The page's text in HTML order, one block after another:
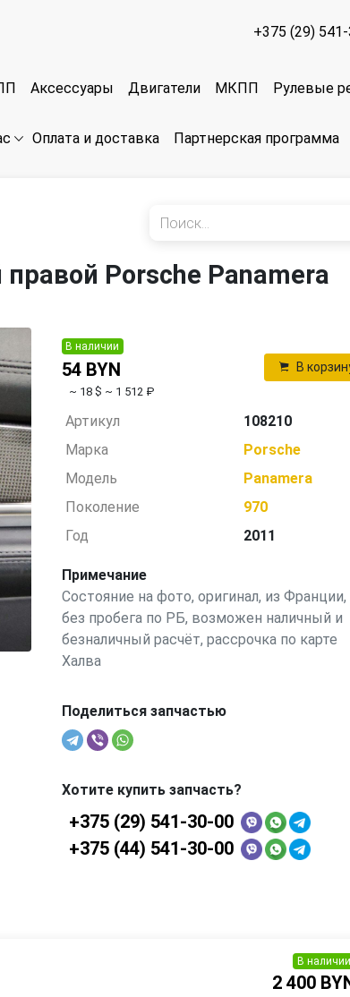
+375 (29)
Аксессуары Двигатели МКПП Рулевые
Оплата и доставка Партнерская программа
Porsche Panamera
В наличии
54 BYN
~ 18 $ ~ 1 512 ₽
В
Артикул
108210
Марка
Porsche
Модель
Panamera
Поколение
970
Год
2011
Примечание
Состояние на фото, оригинал, из Франции,
без пробега по РБ, возможен наличный и
безналичный расчёт, рассрочка по карте
Халва
Поделиться запчастью
Хотите купить запчасть?
+375 (29) 541-30-00
+375 (44) 541-30-00
В наличии
2 400